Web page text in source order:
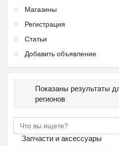
Магазины
Регистрация
Статьи
Добавить объявление
Показаны результаты
регионов
Запчасти и аксессуары